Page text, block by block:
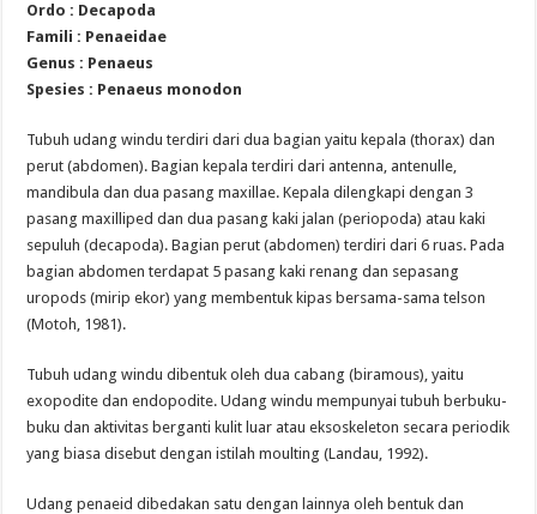
Ordo : Decapoda
Famili : Penaeidae
Genus : Penaeus
Spesies : Penaeus monodon
Tubuh udang windu terdiri dari dua bagian yaitu kepala (thorax) dan
perut (abdomen). Bagian kepala terdiri dari antenna, antenulle,
mandibula dan dua pasang maxillae. Kepala dilengkapi dengan 3
pasang maxilliped dan dua pasang kaki jalan (periopoda) atau kaki
sepuluh (decapoda). Bagian perut (abdomen) terdiri dari 6 ruas. Pada
bagian abdomen terdapat 5 pasang kaki renang dan sepasang
uropods (mirip ekor) yang membentuk kipas bersama-sama telson
(Motoh, 1981).
Tubuh udang windu dibentuk oleh dua cabang (biramous), yaitu
exopodite dan endopodite. Udang windu mempunyai tubuh berbuku-
buku dan aktivitas berganti kulit luar atau eksoskeleton secara periodik
yang biasa disebut dengan istilah moulting (Landau, 1992).
Udang penaeid dibedakan satu dengan lainnya oleh bentuk dan